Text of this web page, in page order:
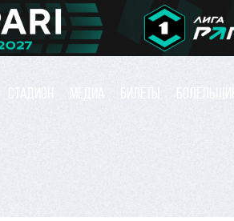
СТАДИОН МЕДИА БИЛЕТЫ